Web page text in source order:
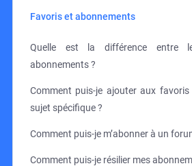
Favoris et abonnements
Quelle est la différence entre
abonnements ?
Comment puis-je ajouter aux favoris
sujet spécifique ?
Comment puis-je m’abonner à un
Comment puis-je résilier mes